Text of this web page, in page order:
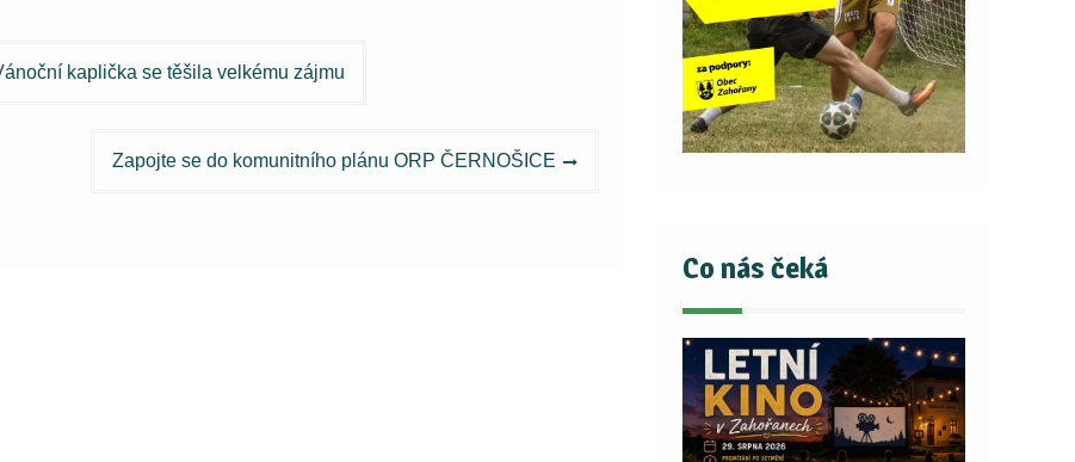
kaplička se těšila velkému zájmu
Zapojte se do komunitního plánu ORP ČERNOŠICE
Co nás čeká